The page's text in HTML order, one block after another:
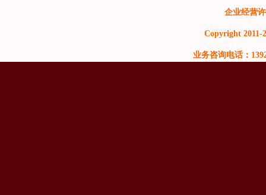
企业经营
Copyright 2011-
业务咨询电话：